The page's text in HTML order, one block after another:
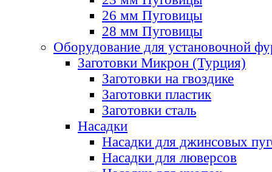
26 мм Пуговицы
28 мм Пуговицы
Оборудование для установочной
Заготовки Микрон (Турция)
Заготовки на гвоздике
Заготовки пластик
Заготовки сталь
Насадки
Насадки для джинсовых
Насадки для люверсов